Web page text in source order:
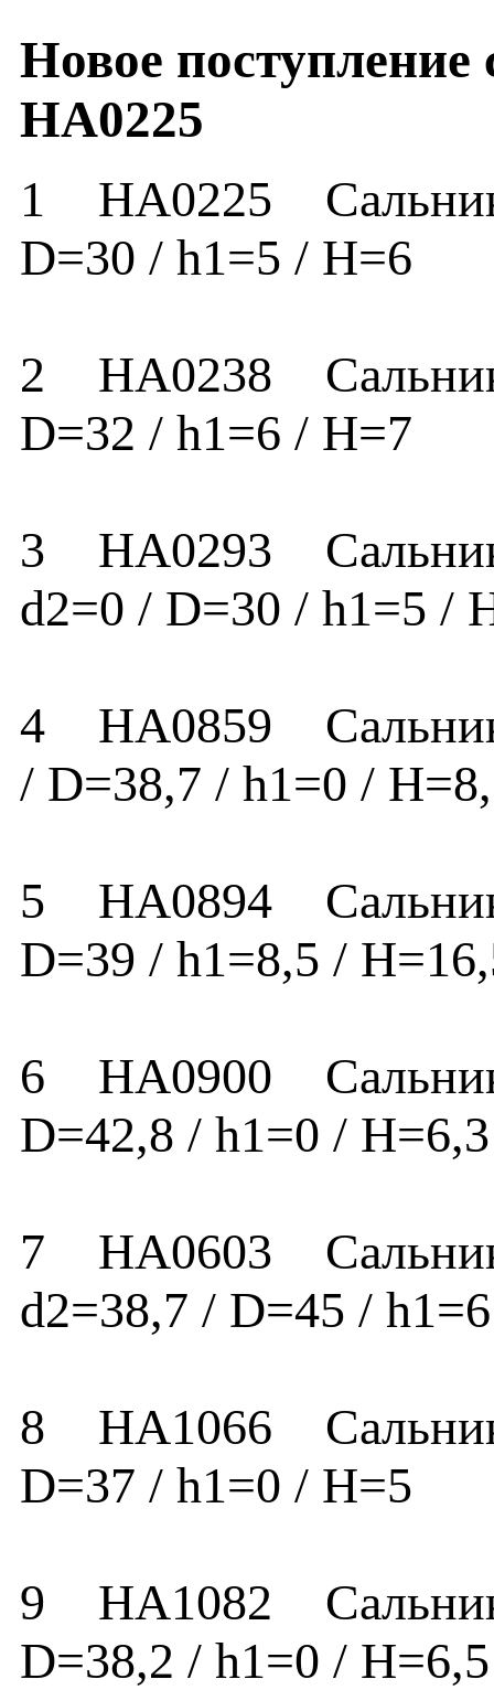
Новое
HA0225
1 HA0225 Сальник
D=30 / h1=5 /
2 HA0238 Сальник
D=32 / h1=6 /
3 HA0293 Сальник
d2=0 / D=30 /
4 HA0859 Сальник
/ D=38,7 / h1=0 /
5 HA0894 Сальник
D=39 / h1=8,5 /
6 HA0900 Сальник
D=42,8 / h1=0 /
7 HA0603 Сальник
d2=38,7 / D=45 /
8 HA1066 Сальник
D=37 / h1=0 /
9 HA1082 Сальник
D=38,2 / h1=0 /